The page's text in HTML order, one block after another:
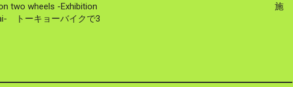
two wheels -Exhibition
トーキョーバイクで3
施